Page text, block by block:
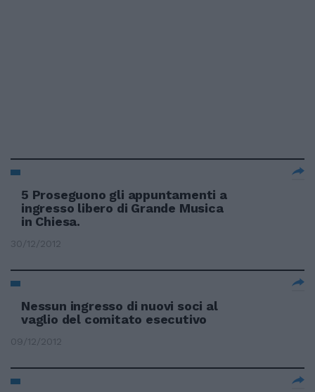
5 Proseguono gli appuntamenti a
ingresso libero di Grande Musica
in Chiesa.
30/12/2012
Nessun ingresso di nuovi soci al
vaglio del comitato esecutivo
09/12/2012